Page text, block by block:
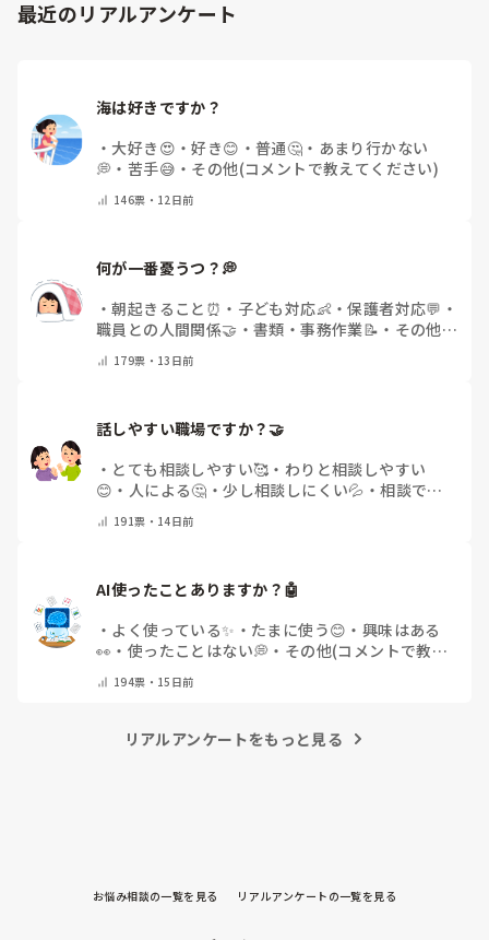
最近のリアルアンケート
海は好きですか？
・大好き😍 ・好き😊 ・ 普通🤔 ・ あまり行かない
💭 ・ 苦手😅 ・ その他(コメントで教えてください)
146票・ 12日前
何が一番憂うつ？💭
・朝起きること⏰ ・ 子ども対応👶 ・保護者対応💬 ・
職員との人間関係🤝 ・ 書類・事務作業📝 ・ その他
179票・ 13日前
話しやすい職場ですか？🤝
・ とても相談しやすい🥰 ・ わりと相談しやすい
😊 ・ 人による🤔 ・少し相談しにくい💦 ・相談でき
い)191票・ 14日前
AI使ったことありますか？🤖
・ よく使っている✨ ・ たまに使う😊 ・ 興味はある
👀 ・ 使ったことはない💭 ・ その他(コメントで教え
194票・ 15日前
リアルアンケートをもっと見る
お悩み相談の一覧を見る リアルアンケートの一覧を見る